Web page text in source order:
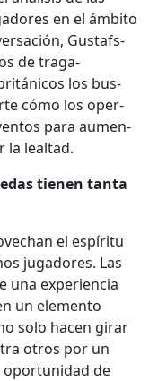
en el ámbito
Gustafs­
de trag­a­
los bus­
cómo los oper­
para aumen­
la leal­tad.
tienen tan­ta
el espíritu
jugadores. Las
una expe­ri­en­cia
un ele­men­to
solo hacen girar
otros por un
opor­tu­nidad de